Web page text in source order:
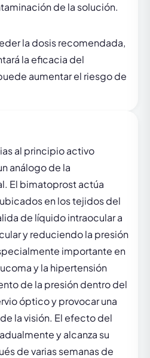
de la solución.
la dosis recomendada,
la eficacia del
aumentar el riesgo de
al principio activo
análogo de la
El bimatoprost actúa
en los tejidos del
de líquido intraocular a
y reduciendo la presión
importante en
y la hipertensión
de la presión dentro del
óptico y provocar una
la visión. El efecto del
y alcanza su
de varias semanas de